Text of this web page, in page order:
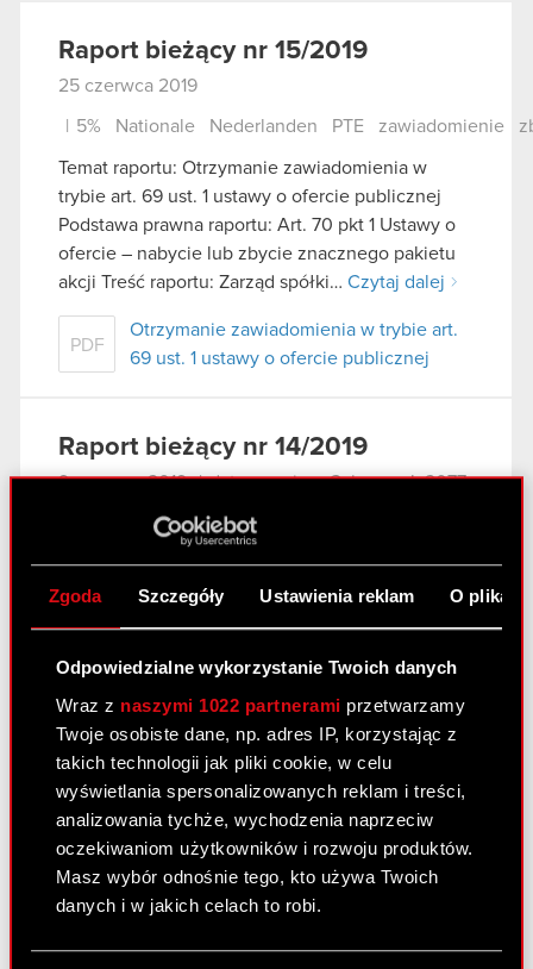
Zgoda Szczegóły Ustawienia reklam O
Odpowiedzialne wykorzystanie Twoich danych
Wraz z naszymi 1022 partnerami przetwarzamy
Twoje osobiste dane, np. adres IP, korzystając z
takich technologii jak pliki cookie, w celu
wyświetlania spersonalizowanych reklam i treści,
analizowania tychże, wychodzenia naprzeciw
oczekiwaniom użytkowników i rozwoju produktów.
Masz wybór odnośnie tego, kto używa Twoich
danych i w jakich celach to robi.
Raport bieżący nr 15/2019
25 czerwca 2019
5% Nationale Nederlanden PTE zawiadomienie
Temat raportu: Otrzymanie zawiadomienia w
trybie art. 69 ust. 1 ustawy o ofercie publicznej
Podstawa prawna raportu: Art. 70 pkt 1 Ustawy o
ofercie – nabycie lub zbycie znacznego pakietu
akcji Treść raportu: Zarząd spółki… Czytaj dalej
PDF
Otrzymanie zawiadomienia w trybie art.
69 ust. 1 ustawy o ofercie publicznej
Raport bieżący nr 14/2019
9 czerwca 2019 | data premiery Cyberpunk 2077
opóźnienie ujawnienie
Temat: Ujawnienie informacji poufnej dotyczącej
daty premiery gry Cyberpunk 2077 Podstawa
Jagiellońska 74 (dalej „Spółka”) przekazuje do
publicznej wiadomości…Czytaj dalej
PDF
Ujawnienie informacji poufnej
dotyczącej daty premiery gry Cyberpunk
2077
Fact Sheet – maj 2019